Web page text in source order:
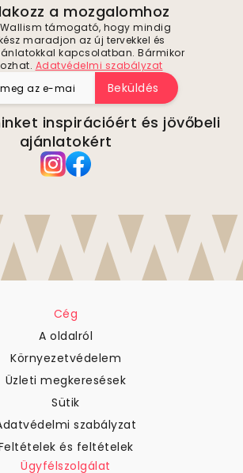
a mozgalomhoz
Wallism támogató, hogy mindig
maradjon az új tervekkel és
kapcsolatban. Bármikor
Adatvédelmi szabályzat
Beküldés
inspirációért és jövőbeli
ajánlatokért
Cég
A oldalról
Környezetvédelem
Üzleti megkeresések
Sütik
szabályzat
és feltételek
Ügyfélszolgálat